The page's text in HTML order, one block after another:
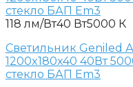
118 лм/Вт40 Вт5000 К
Светильник Geniled
1200x180x40 40Вт
стекло БАП Em3